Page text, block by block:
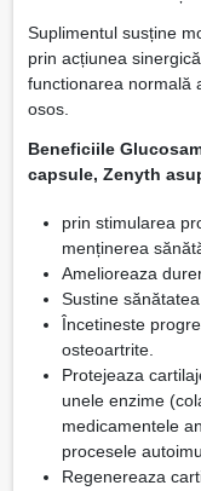
Suplimentul susține
prin acțiunea
functionarea normală
osos.
Beneficiile
capsule, Zenyth
prin stimularea
menținerea
Amelioreaza
Sustine
Încetineste
osteoartrite.
Protejeaza
unele enzime
medicamentele
procesele
Regenereaza